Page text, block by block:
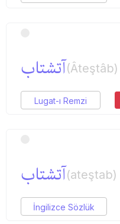
آتشتاب(Âteştâb)
Lugat-ı Remzi
آتشتاب(ateştab)
İngilizce Sözlük